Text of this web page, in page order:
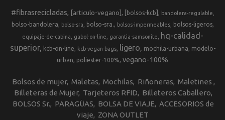
#fibrasrecicladas [articulo-vegano] [bolsos-kcb] bandolera-regulable
bolso-bandolera bolso-sra bolso-sra. bolsos-impermeables bolsos-ligeros
equipaje-de-cabina gabol-on-line garantia-samsonite
hq-calidad-
superior
kcb-on-line kcb-vegan-bags ligero mochila-urbana
modelo-
urban
poliester-100% vegano-100%
Bolsos de mujer Maletas Mochilas Riñoneras Maletines
Billeteras de Mujer Tarjeteros RFID
Billeteros Caballero
BOLSOS Sr.
PARAGÜAS BOLSA DE VIAJE ACCESORIOS de
viaje
ZONA OUTLET